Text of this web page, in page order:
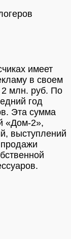
имеет
в своем
2 млн. руб. По
год
Эта сумма
«Дом-2»,
выступлений